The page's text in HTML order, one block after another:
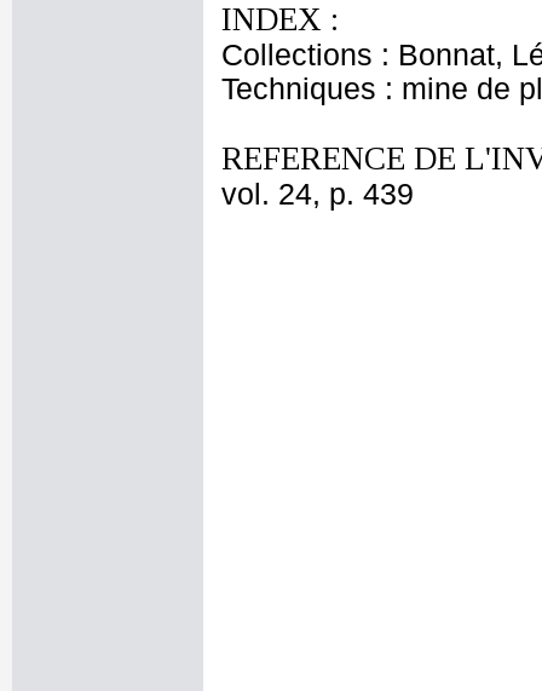
INDEX :
Collections : Bonnat,
Techniques : mine de
REFERENCE DE
vol. 24, p. 439